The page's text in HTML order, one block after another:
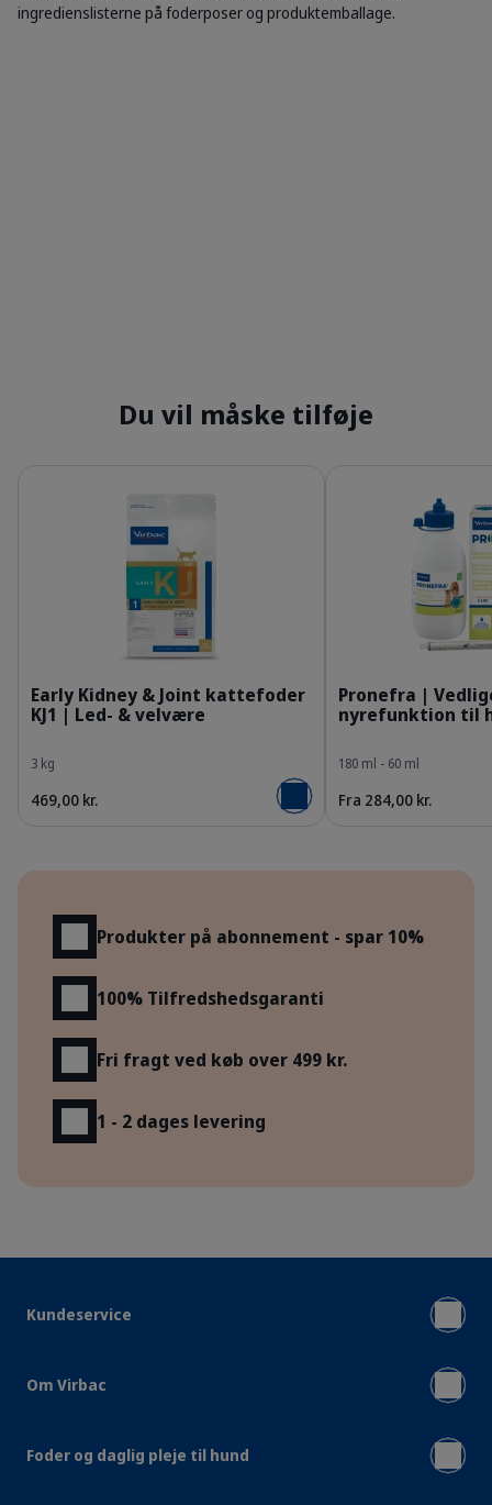
ingredienslisterne på foderposer og produktemballage.
Du vil måske tilføje
Bag_HPM-KJ1_cat_face_Packaging-without-
Early Kidney & Joint kattefoder
KJ1 | Led- & velvære
3 kg
469,00 kr. Læg i kurv
Pronefra |
nyrefunktion til
180 ml - 60 ml
Fra 284,00 kr.
Produkter på abonnement - spar 10%
100% Tilfredshedsgaranti
Fri fragt ved køb over 499 kr.
1 - 2 dages levering
Kundeservice
Om Virbac
Foder og daglig pleje til hund